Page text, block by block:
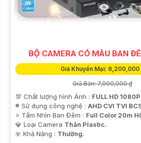
BỘ CAMERA CÓ MÀU BAN
Giá Khuyến Mại: 6,200,000
Giá Bán: 7,900,000 ₫
💯 Chất lượng hình Ảnh : FULL HD
®️ Sử dụng công nghệ : AHD CVI TVI
⭐ Tầm Nhìn Ban Đêm : Full Color 20m
💎 Loại Camera Thân Plastic.
️☣️ Khả Năng : Thường.